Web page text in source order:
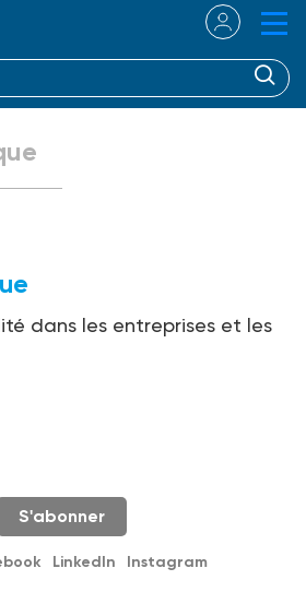
dans les entreprises et les
S'abonner
LinkedIn
Instagram